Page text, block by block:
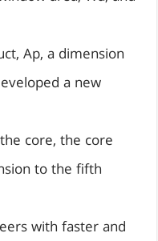
Ap, a dimension
a new
core, the core
to the fifth
with faster and